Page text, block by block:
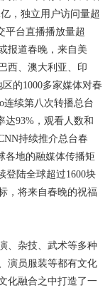
，独立用户访问量超
平台直播播放量超
报道春晚，来自美
西、澳大利亚、印
的1000多家媒体对春
连续第八次转播总台
达93%，观看人数和
持续推介总台春
各地的融媒体传播矩
登陆全球超过1600块
，将来自春晚的祝福
、杂技、武术等多种
演员服装等都有文化
化融合之中打造了一